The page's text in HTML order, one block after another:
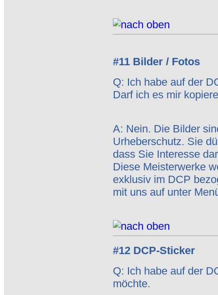
#11 Bilder / Fotos
Q: Ich habe auf der
Darf ich es mir
A: Nein. Die Bilder
Urheberschutz. Sie
dass Sie Interesse
Diese Meisterwerke
exklusiv im DCP
mit uns auf unter
#12 DCP-Sticker
Q: Ich habe auf der
möchte.